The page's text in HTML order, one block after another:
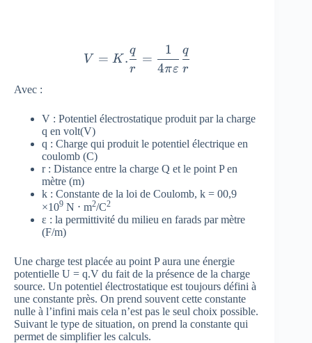
V=K.\frac{q}{r}
V = K .
r
q
=
4πε
1
r
q
Avec :
V : Potentiel électrostatique produit par la charge
q en volt(V)
q : Charge qui produit le potentiel électrique en
coulomb (C)
r : Distance entre la charge Q et le point P en
mètre (m)
k : Constante de la loi de Coulomb, k = 00,9
×109 N ⋅ m2/C2
ε : la permittivité du milieu en farads par mètre
(F/m)
Une charge test placée au point P aura une énergie
potentielle U = q.V du fait de la présence de la charge
source. Un potentiel électrostatique est toujours défini à
une constante près. On prend souvent cette constante
nulle à l’infini mais cela n’est pas le seul choix possible.
Suivant le type de situation, on prend la constante qui
permet de simplifier les calculs.